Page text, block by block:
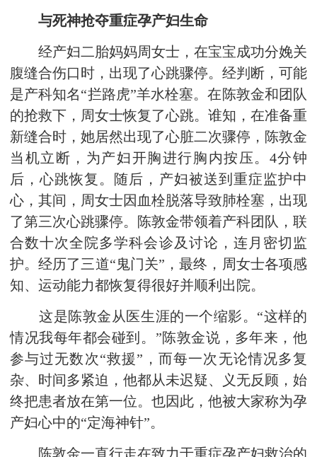
与死神抢夺重症孕产妇生命
经产妇二胎妈妈周女士，在宝宝成功分娩关
腹缝合伤口时，出现了心跳骤停。经判断，可能
是产科知名“拦路虎”羊水栓塞。在陈敦金和团队
的抢救下，周女士恢复了心跳。谁知，在准备重
新缝合时，她居然出现了心脏二次骤停，陈敦金
当机立断，为产妇开胸进行胸内按压。4分钟
后，心跳恢复。随后，产妇被送到重症监护中
心，其间，周女士因血栓脱落导致肺栓塞，出现
了第三次心跳骤停。陈敦金带领着产科团队，联
合数十次全院多学科会诊及讨论，连月密切监
护。经历了三道“鬼门关”，最终，周女士各项感
知、运动能力都恢复得很好并顺利出院。
这是陈敦金从医生涯的一个缩影。“这样的
情况我每年都会碰到。”陈敦金说，多年来，他
参与过无数次“救援”，而每一次无论情况多复
杂、时间多紧迫，他都从未迟疑、义无反顾，始
终把患者放在第一位。也因此，他被大家称为孕
产妇心中的“定海神针”。
陈敦金一直行走在致力于重症孕产妇救治的